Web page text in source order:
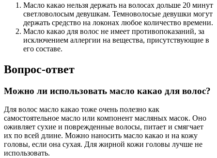
Масло какао нельзя держать на волосах дольше 20 минут
светловолосым девушкам. Темноволосые девушки могут
держать средство на локонах любое количество времени.
Масло какао для волос не имеет противопоказаний, за
исключением аллергии на вещества, присутствующие в
его составе.
Вопрос-ответ
Можно ли использовать масло какао для волос?
Для волос масло какао тоже очень полезно как
самостоятельное масло или компонент масляных масок. Оно
оживляет сухие и поврежденные волосы, питает и смягчает
их по всей длине. Можно наносить масло какао и на кожу
головы, если она сухая. Для жирной кожи головы лучше не
использовать.